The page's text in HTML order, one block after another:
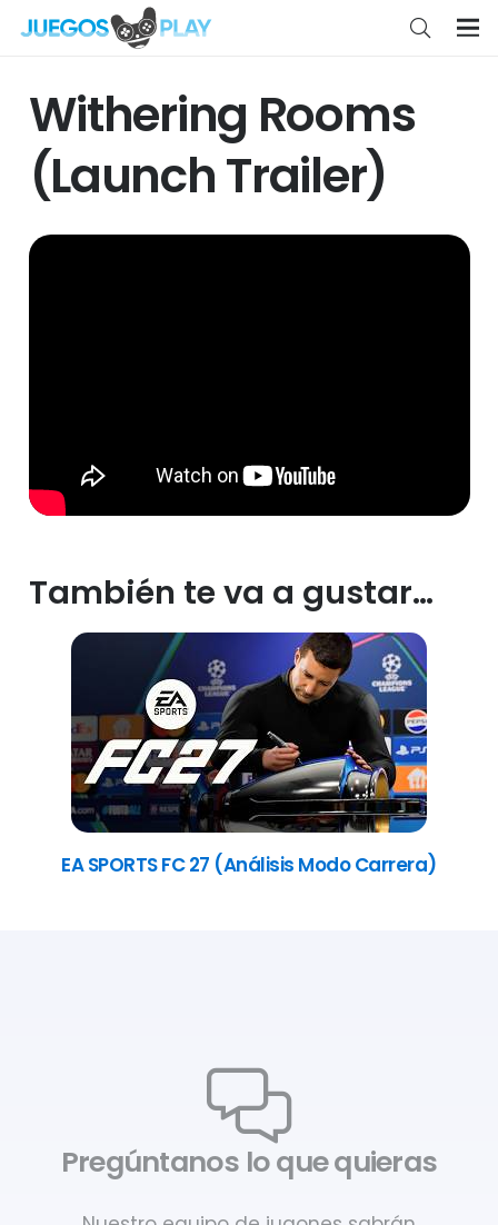
Withering Rooms
(Launch Trailer)
También te va a gustar…
EA SPORTS FC 27 (Análisis Modo Carrera)
Pregúntanos lo que quieras